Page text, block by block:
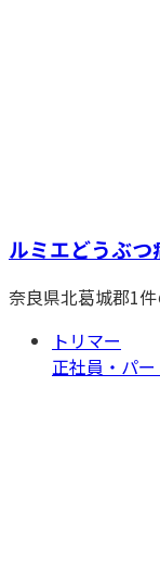
ルミエどうぶつ
奈良県北葛城郡1
トリマー
正社員・パー